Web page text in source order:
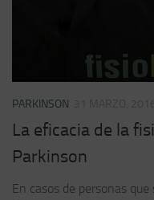
PARKINSON
La eficacia de la
Parkinson
En casos de personas